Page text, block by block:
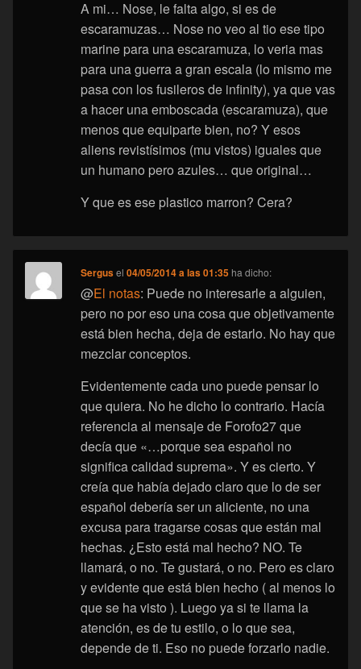
A mi… Nose, le falta algo, si es de
escaramuzas… Nose no veo al tio ese tipo
marine para una escaramuza, lo veria mas
para una guerra a gran escala (lo mismo me
pasa con los fusileros de infinity), ya que vas
a hacer una emboscada (escaramuza), que
menos que equiparte bien, no? Y esos
aliens revistísimos (mu vistos) iguales que
un humano pero azules… que original…
Y que es ese plastico marron? Cera?
Sergusel04/05/2014 a las 01:35 ha dicho:
@El notas: Puede no interesarle a alguien,
pero no por eso una cosa que objetivamente
está bien hecha, deja de estarlo. No hay que
mezclar conceptos.
Evidentemente cada uno puede pensar lo
que quiera. No he dicho lo contrario. Hacía
referencia al mensaje de Forofo27 que
decía que «…porque sea español no
significa calidad suprema». Y es cierto. Y
creía que había dejado claro que lo de ser
español debería ser un aliciente, no una
excusa para tragarse cosas que están mal
hechas. ¿Esto está mal hecho? NO. Te
llamará, o no. Te gustará, o no. Pero es claro
y evidente que está bien hecho ( al menos lo
que se ha visto ). Luego ya si te llama la
atención, es de tu estilo, o lo que sea,
depende de ti. Eso no puede forzarlo nadie.